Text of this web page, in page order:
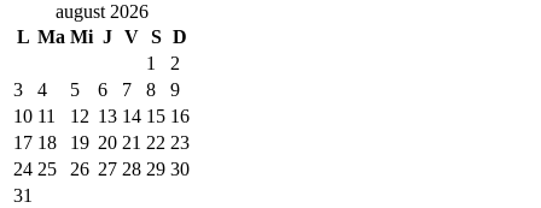
august 2026
L Ma Mi J V S D
1
2
3
4 5 6 7 8
9
10 11 12 13 14 15 16
17 18 19 20 21 22 23
24 25 26 27 28 29 30
31